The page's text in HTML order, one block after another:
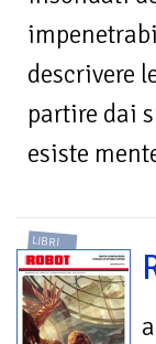
descrivere
partire dai
esiste
LIBRI